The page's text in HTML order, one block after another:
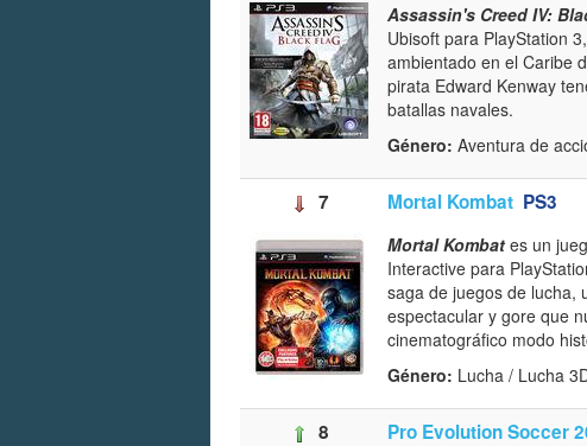
Assassin's Creed IV:
Ubisoft para PlayStation
ambientado en el Caribe
pirata Edward Kenway
batallas navales.
Género: Aventura de
7 Mortal Kombat PS3
Mortal Kombat es un
Interactive para
saga de juegos de lucha,
espectacular y gore que
cinematográfico modo
Género: Lucha / Lucha
8 Pro Evolution Soccer